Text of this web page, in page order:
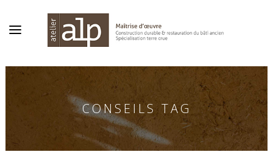
CONSEILS TAG